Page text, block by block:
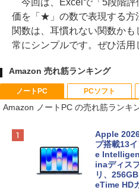
価を「★」の数で表現する方
関数は、耳慣れない関数か
常にシンプルです。ぜひ活用
Amazon 売れ筋ランキング
ノートPC
Amazon ノートPC の売れ筋ランキ
Apple
プ搭載13
e
inaディス
リ、
eTime HD
PCソフト